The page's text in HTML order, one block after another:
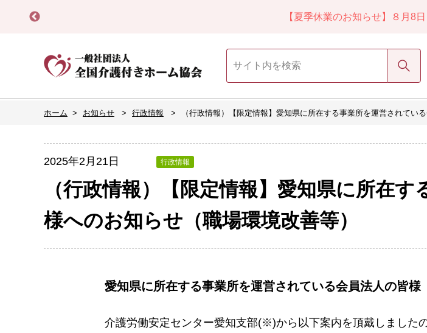
【夏季休業のお知らせ】８月8
検索
ホーム お知らせ 行政情報 （行政情報）【限定情報】愛知県に所在する事業所を運営されてい
2025年2月21日 行政情報
（行政情報）【限定情報】愛知県に所在
様へのお知らせ（職場環境改善等）
愛知県に所在する事業所を運営されている会員法人の皆様
介護労働安定センター愛知支部(※)から以下案内を頂戴しました